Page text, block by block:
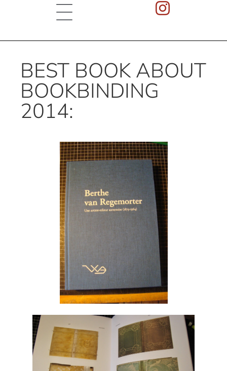
BEST BOOK ABOUT
BOOKBINDING
2014: